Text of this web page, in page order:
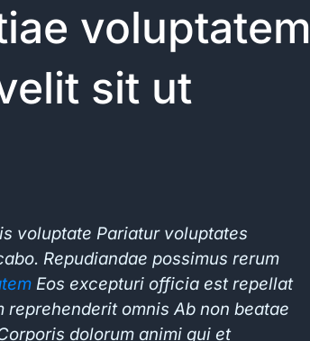
voluptatem
sit ut
voluptate Pariatur voluptates
Repudiandae possimus rerum
Eos excepturi officia est repellat
omnis Ab non beatae
dolorum animi qui et